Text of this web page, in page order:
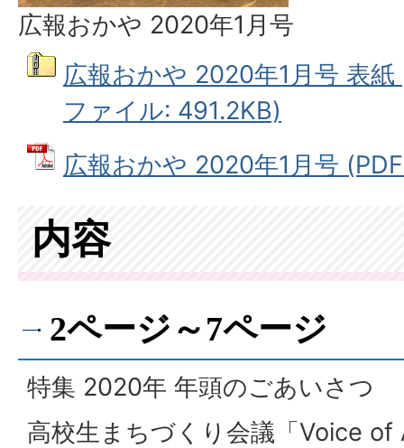
広報おかや 2020年1月号
広報おかや 2020年1月号 表
ファイル: 491.2KB)
広報おかや 2020年1月号
内容
2ページ～7ページ
特集 2020年 年頭のごあいさつ
高校生まちづくり会議「Voice of